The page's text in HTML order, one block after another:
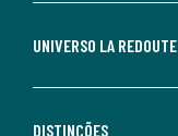
UNIVERSO LA REDOUTE
DISTINÇÕES